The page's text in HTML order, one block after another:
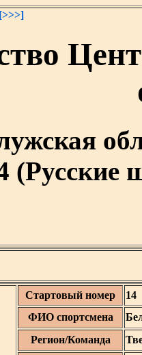
[>>>]
(Русские
Стартовый номер
14
ФИО спортсмена
Регион/Команда